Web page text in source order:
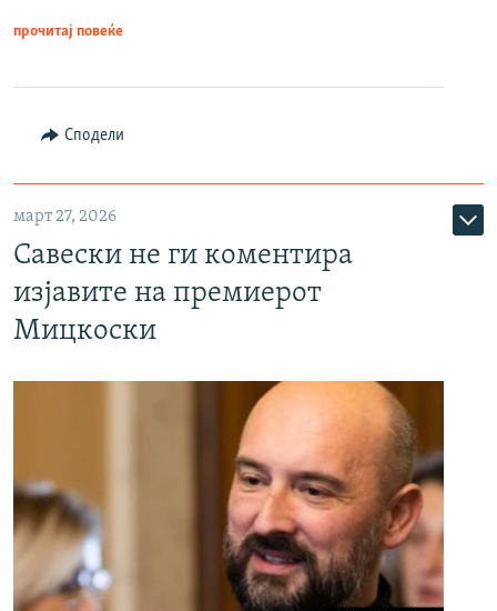
прочитај повеќе
Сподели
март 27, 2026
Савески не ги коментира
изјавите на премиерот
Мицкоски